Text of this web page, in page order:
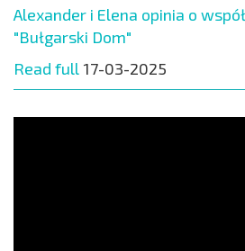
Alexander i Elena opinia o
"Bułgarski Dom"
Read full 17-03-2025